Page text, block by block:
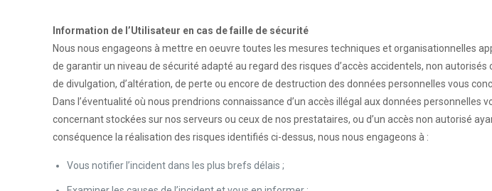
Information de l’Utilisateur en cas de faille de sécurité
Nous nous engageons à mettre en oeuvre toutes les mesures techniques et organisationnelles
de garantir un niveau de sécurité adapté au regard des risques d’accès accidentels, non autorisés
de divulgation, d’altération, de perte ou encore de destruction des données personnelles vous
Dans l’éventualité où nous prendrions connaissance d’un accès illégal aux données personnelles
concernant stockées sur nos serveurs ou ceux de nos prestataires, ou d’un accès non autorisé
conséquence la réalisation des risques identifiés ci-dessus, nous nous engageons à :
Vous notifier l’incident dans les plus brefs délais ;